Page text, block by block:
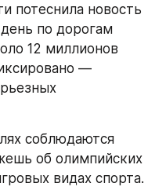
потеснила новость
по дорогам
12 миллионов
—
соблюдаются
об олимпийских
видах спорта.